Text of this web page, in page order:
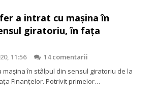
a intrat cu mașina în
giratoriu, în fața
11:56
14 comentarii
mașina în stâlpul din sensul giratoriu de la
Finanțelor. Potrivit primelor…